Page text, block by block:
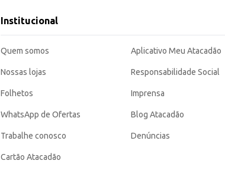
Institucional
Quem somos
Nossas lojas
Folhetos
WhatsApp de Ofertas
Trabalhe conosco
Cartão Atacadão
Aplicativo Meu Atacadão
Responsabilidade Social
Imprensa
Blog Atacadão
Denúncias